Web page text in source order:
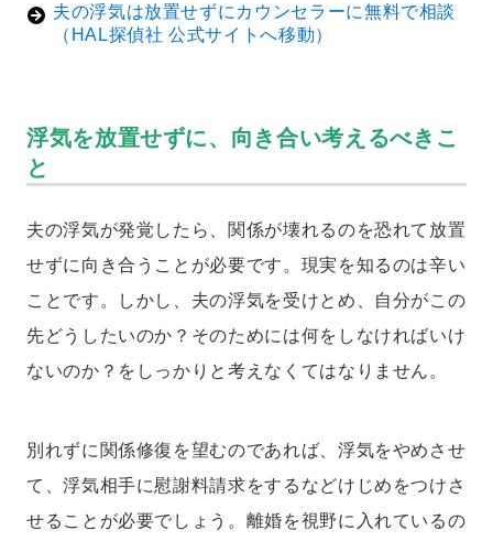
夫の浮気は放置せずにカウンセラーに無料で相談
（HAL探偵社 公式サイトへ移動）
浮気を放置せずに、向き合い考えるべきこ
と
夫の浮気が発覚したら、関係が壊れるのを恐れて放置
せずに向き合うことが必要です。現実を知るのは辛い
ことです。しかし、夫の浮気を受けとめ、自分がこの
先どうしたいのか？そのためには何をしなければいけ
ないのか？をしっかりと考えなくてはなりません。
別れずに関係修復を望むのであれば、浮気をやめさせ
て、浮気相手に慰謝料請求をするなどけじめをつけさ
せることが必要でしょう。離婚を視野に入れているの